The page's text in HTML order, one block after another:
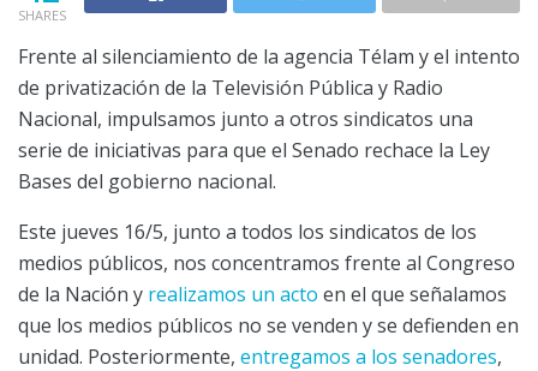
SHARES
Frente al silenciamiento de la agencia Télam y el intento
de privatización de la Televisión Pública y Radio
Nacional, impulsamos junto a otros sindicatos una
serie de iniciativas para que el Senado rechace la Ley
Bases del gobierno nacional.
Este jueves 16/5, junto a todos los sindicatos de los
medios públicos, nos concentramos frente al Congreso
de la Nación y realizamos un acto en el que señalamos
que los medios públicos no se venden y se defienden en
unidad. Posteriormente, entregamos a los senadores,